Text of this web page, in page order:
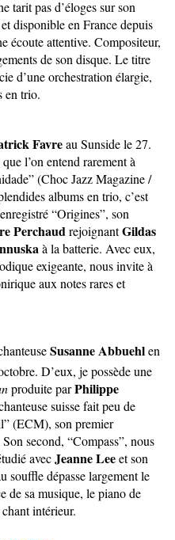
tarit pas d’éloges sur son
disponible en France depuis
écoute attentive. Compositeur,
de son disque. Le titre
d’une orchestration élargie,
en trio.
Favreau Sunside le 27.
l’on entend rarement à
(Choc Jazz Magazine /
albums en trio, c’est
“Origines”, son
PerchaudrejoignantGildas
à la batterie. Avec eux,
exigeante, nous invite à
aux notes rares et
Susanne Abbuehlen
D’eux, je possède une
produite parPhilippe
suisse fait peu de
(ECM), son premier
second, “Compass”, nous
avecJeanne Leeet son
souffle dépasse largement le
de sa musique, le piano de
intérieur.